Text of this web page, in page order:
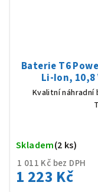
Baterie T6
Li-Ion, 10,8
Kvalitní
1 011 Kč bez DPH
1 223 Kč
Skladem(2 ks)